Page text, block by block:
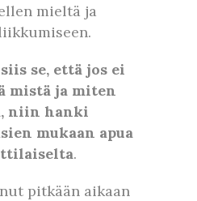
mieltä ja
se, että jos ei
mistä ja miten
niin hanki
mukaan apua
.
pitkään aikaan